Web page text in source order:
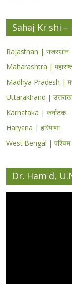
Sahaj Krishi
Rajasthan | राजस्थान
Maharashtra |
Madhya Pradesh |
Uttarakhand |
Karnataka | कर्नाटक
Haryana | हरियाणा
West Bengal | पश्चिम
Dr. Hamid,